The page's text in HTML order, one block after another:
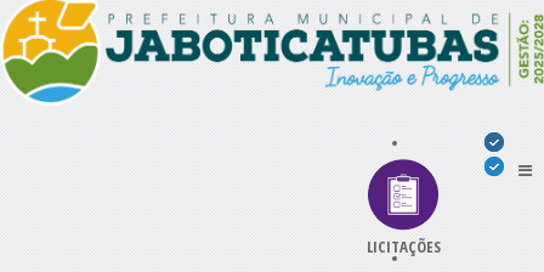
LICITAÇÕES